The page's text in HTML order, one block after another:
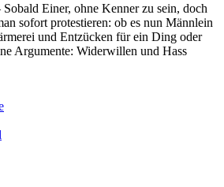
Einer, ohne Kenner zu sein, doch
sofort protestieren: ob es nun Männlein
und Entzücken für ein Ding oder
Argumente: Widerwillen und Hass